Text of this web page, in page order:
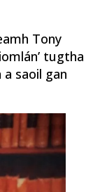
Tony
tugtha
saoil gan